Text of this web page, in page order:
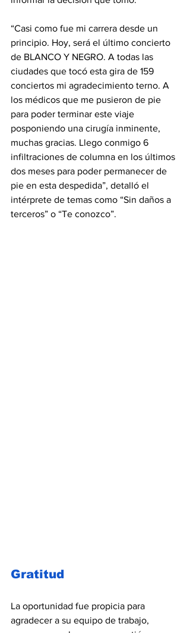
“Casi como fue mi carrera desde un
principio. Hoy, será el último concierto
de BLANCO Y NEGRO. A todas las
ciudades que tocó esta gira de 159
conciertos mi agradecimiento terno. A
los médicos que me pusieron de pie
para poder terminar este viaje
posponiendo una cirugía inminente,
muchas gracias. Llego conmigo 6
infiltraciones de columna en los últimos
dos meses para poder permanecer de
pie en esta despedida”, detalló el
intérprete de temas como “Sin daños a
terceros” o “Te conozco”.
Gratitud
La oportunidad fue propicia para
agradecer a su equipo de trabajo,